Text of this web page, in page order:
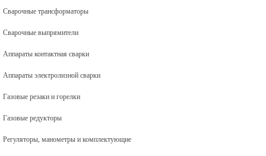
Сварочные трансформаторы
Сварочные выпрямители
Аппараты контактная сварки
Аппараты электролизной сварки
Газовые резаки и горелки
Газовые редукторы
Регуляторы, манометры и комплектующие